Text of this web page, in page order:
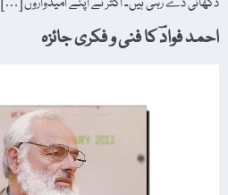
احمد فوادؔ کا فنی و فکری جائزہ